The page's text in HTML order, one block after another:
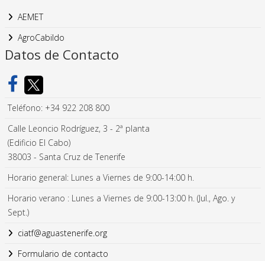
AEMET
AgroCabildo
Datos de Contacto
Teléfono: +34 922 208 800
Calle Leoncio Rodríguez, 3 - 2ª planta
(Edificio El Cabo)
38003 - Santa Cruz de Tenerife
Horario general: Lunes a Viernes de 9:00-14:00 h.
Horario verano : Lunes a Viernes de 9:00-13:00 h. (Jul., Ago. y
Sept.)
ciatf@aguastenerife.org
Formulario de contacto